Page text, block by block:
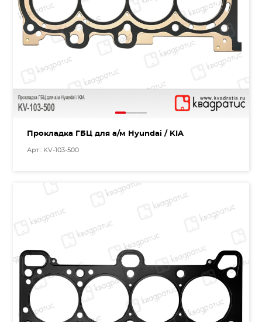
Прокладка ГБЦ для а/м Hyundai / KIA
Арт.: KV-103-500